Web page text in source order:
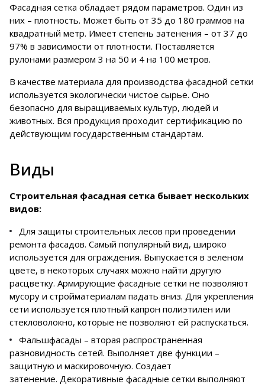
Фасадная сетка обладает рядом параметров. Один из
них – плотность. Может быть от 35 до 180 граммов на
квадратный метр. Имеет степень затенения – от 37 до
97% в зависимости от плотности. Поставляется
рулонами размером 3 на 50 и 4 на 100 метров.
В качестве материала для производства фасадной сетки
используется экологически чистое сырье. Оно
безопасно для выращиваемых культур, людей и
животных. Вся продукция проходит сертификацию по
действующим государственным стандартам.
Виды
Строительная фасадная сетка бывает нескольких
видов:
Для защиты строительных лесов при проведении
ремонта фасадов. Самый популярный вид, широко
используется для ограждения. Выпускается в зеленом
цвете, в некоторых случаях можно найти другую
расцветку. Армирующие фасадные сетки не позволяют
мусору и стройматериалам падать вниз. Для укрепления
сети используется плотный капрон полиэтилен или
стекловолокно, которые не позволяют ей распускаться.
Фальшфасады – вторая распространенная
разновидность сетей. Выполняет две функции –
защитную и маскировочную. Создает
затенение. Декоративные фасадные сетки выполняют